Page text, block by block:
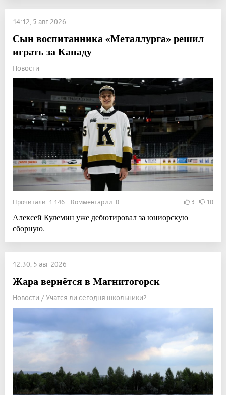
14:12, 5 авг 2026
Сын воспитанника «Металлурга» решил
играть за Канаду
Новости
Прочитали: 1 146 Комментарии: 0 3 10
Алексей Кулемин уже дебютировал за юниорскую
сборную.
12:30, 5 авг 2026
Жара вернётся в Магнитогорск
Новости / Учатся ли сегодня школьники?